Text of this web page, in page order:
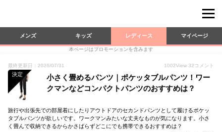
メンズ キッズ レディース マイページ
本ページはプロモーションを含みます
最終更新日：2026/07/31 1002View 32 コメント
決定
小さく畳めるパンツ｜ポケッタブルパンツ！ワー
クマンなどコンパクトパンツのおすすめは？
旅行や出張先での部屋着にしたりアウトドアのセカンドパンツとして履けるポケッ
タブルパンツが欲しいです。ワークマンみたいな丈夫なものが気になります。小さ
く畳んで収納できるからかさばらずどこにでも携帯できるおすすめは？